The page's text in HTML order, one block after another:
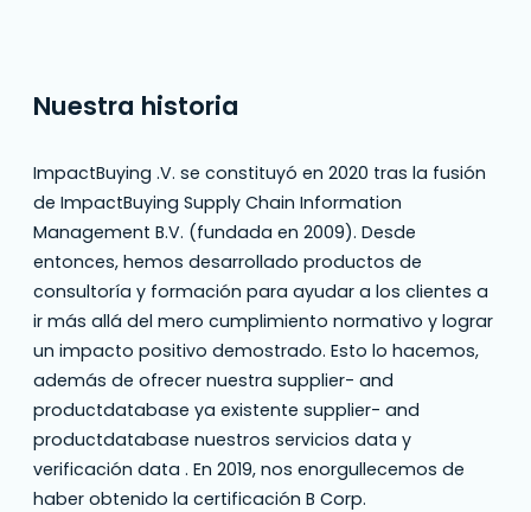
Nuestra historia
ImpactBuying .V. se constituyó en 2020 tras la fusión
de ImpactBuying Supply Chain Information
Management B.V. (fundada en 2009). Desde
entonces, hemos desarrollado productos de
consultoría y formación para ayudar a los clientes a
ir más allá del mero cumplimiento normativo y lograr
un impacto positivo demostrado. Esto lo hacemos,
además de ofrecer nuestra supplier- and
productdatabase ya existente supplier- and
productdatabase nuestros servicios data y
verificación data . En 2019, nos enorgullecemos de
haber obtenido la certificación B Corp.